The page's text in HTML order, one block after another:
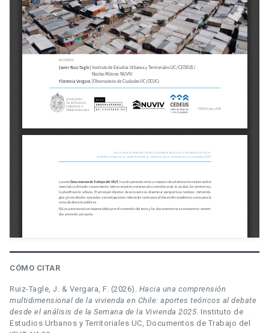
CÓMO CITAR
Ruiz-Tagle, J. & Vergara, F. (2026). Hacia una comprensión
multidimensional de la vivienda en Chile: aportes teóricos al debate
desde el análisis de la Semana de la Vivienda 2025. Instituto de
Estudios Urbanos y Territoriales UC, Documentos de Trabajo del